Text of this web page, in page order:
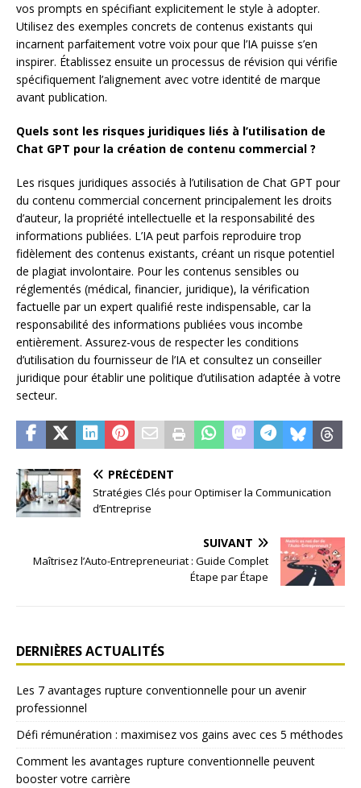
vos prompts en spécifiant explicitement le style à adopter.
Utilisez des exemples concrets de contenus existants qui
incarnent parfaitement votre voix pour que l’IA puisse s’en
inspirer. Établissez ensuite un processus de révision qui vérifie
spécifiquement l’alignement avec votre identité de marque
avant publication.
Quels sont les risques juridiques liés à l’utilisation de
Chat GPT pour la création de contenu commercial ?
Les risques juridiques associés à l’utilisation de Chat GPT pour
du contenu commercial concernent principalement les droits
d’auteur, la propriété intellectuelle et la responsabilité des
informations publiées. L’IA peut parfois reproduire trop
fidèlement des contenus existants, créant un risque potentiel
de plagiat involontaire. Pour les contenus sensibles ou
réglementés (médical, financier, juridique), la vérification
factuelle par un expert qualifié reste indispensable, car la
responsabilité des informations publiées vous incombe
entièrement. Assurez-vous de respecter les conditions
d’utilisation du fournisseur de l’IA et consultez un conseiller
juridique pour établir une politique d’utilisation adaptée à votre
secteur.
PRÉCÉDENT
Stratégies Clés pour Optimiser la Communication
d’Entreprise
SUIVANT
Maîtrisez l’Auto-Entrepreneuriat : Guide Complet
Étape par Étape
DERNIÈRES ACTUALITÉS
Les 7 avantages rupture conventionnelle pour un avenir
professionnel
Défi rémunération : maximisez vos gains avec ces 5 méthodes
Comment les avantages rupture conventionnelle peuvent
booster votre carrière